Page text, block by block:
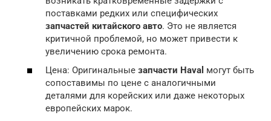
поставками редких или специфических
запчастей китайского авто. Это не является
критичной проблемой, но может привести к
увеличению срока ремонта.
Цена: Оригинальные запчасти Haval могут быть
сопоставимы по цене с аналогичными
деталями для корейских или даже некоторых
европейских марок.